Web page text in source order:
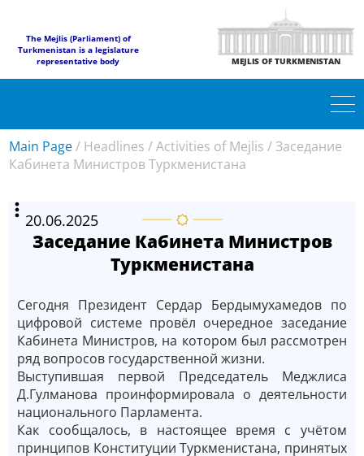
The Mejlis (Parliament) of
Turkmenistan is a legislature
representative body
MEJLIS OF TURKMENISTAN
Main Page/ Headlines /Activities of Mejlis / Заседание
Кабинета Министров Туркменистана
20.06.2025
Заседание Кабинета Министров
Туркменистана
Сегодня Президент Сердар Бердымухамедов по
цифровой системе провёл очередное заседание
Кабинета Министров, на котором был рассмотрен
ряд вопросов государственной жизни.
Выступившая первой Председатель Меджлиса
Д.Гулманова проинформировала о деятельности
национального Парламента.
Как сообщалось, в настоящее время с учётом
принципов Конституции Туркменистана, принятых